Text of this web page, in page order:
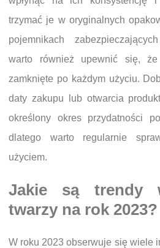
trzymać je w oryginalnych
pojemnikach
warto również upewnić się,
zamknięte po każdym użyciu.
daty zakupu lub otwarcia
określony okres przydatności
dlatego warto regularnie
użyciem.
Jakie są trendy
twarzy na rok 2023?
W roku 2023 obserwuje się wiele